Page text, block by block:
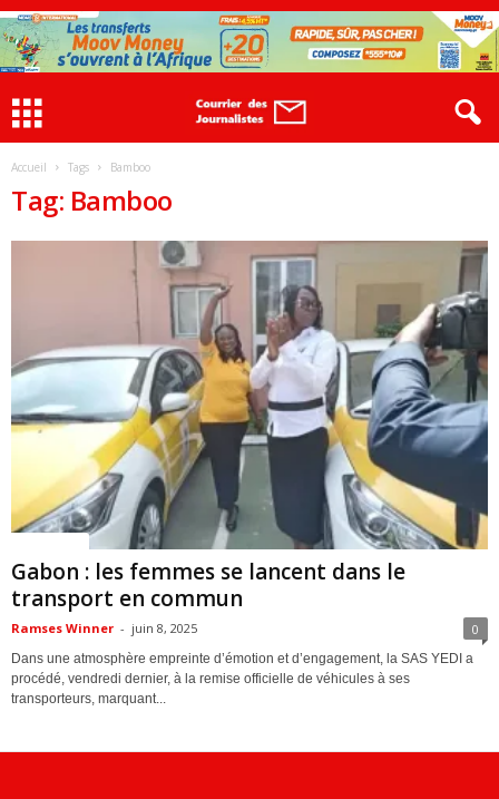
Accueil Tags Bamboo
Tag: Bamboo
Gabon : les femmes se lancent dans le
transport en commun
Ramses Winner - juin 8, 2025 0
Dans une atmosphère empreinte d’émotion et d’engagement, la SAS YEDI a
procédé, vendredi dernier, à la remise officielle de véhicules à ses
transporteurs, marquant...